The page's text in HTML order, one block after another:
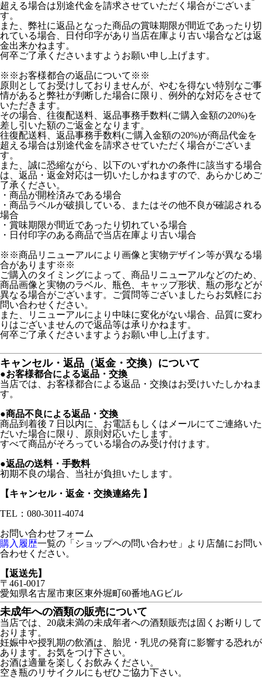
超える場合は別途代金を請求させていただく場合がございま
す。
また、弊社に返品となった商品の賞味期限が間近であったり切
れている場合、日付印字があり当店在庫より古い場合などは返
金出来かねます。
何卒ご了承くださいますようお願い申し上げます。
※※お客様都合の返品について※※
原則としてお受けしておりませんが、やむを得ない特別なご事
情があると弊社が判断した場合に限り、例外的な対応をさせて
いただきます。
その場合、往復配送料、返品事務手数料(ご購入金額の20%)を
差し引いた額のご返金となります。
往復配送料、返品事務手数料(ご購入金額の20%)が商品代金を
超える場合は別途代金を請求させていただく場合がございま
す。
また、誠に恐縮ながら、以下のいずれかの条件に該当する場合
は、返品・返金対応は一切いたしかねますので、あらかじめご
了承ください。
・商品が開栓済みである場合
・商品ラベルが破損している、またはその他不良が確認される
場合
・賞味期限が間近であったり切れている場合
・日付印字のある商品で当店在庫より古い場合
※※商品リニューアルにより画像と実物デザイン等が異なる場
合があります※※
ご購入のタイミングによって、商品リニューアルなどのため、
商品画像と実物のラベル、瓶色、キャップ形状、瓶の形などが
異なる場合がございます。ご質問等ございましたらお気軽にお
問い合わせください。
また、リニューアルにより中味に変化がない場合、品質に変わ
りはございませんので返品等は承りかねます。
何卒ご了承くださいますようお願い申し上げます。
キャンセル・返品（返金・交換）について
●お客様都合による返品・交換
当店では、お客様都合による返品・交換はお受けいたしかねま
す。
●商品不良による返品・交換
商品到着後７日以内に、お電話もしくはメールにてご連絡いた
だいた場合に限り、原則対応いたします。
すべて商品がそろっている場合のみ受け付けます。
●返品の送料・手数料
初期不良の場合、当社が負担いたします。
【キャンセル・返金・交換連絡先 】
TEL：080-3011-4074
お問い合わせフォーム
購入履歴一覧の「ショップヘの問い合わせ」より店舗にお問い
合わせください。
【返送先】
〒461-0017
愛知県名古屋市東区東外堀町60番地AGビル
未成年への酒類の販売について
当店では、20歳未満の未成年者への酒類販売は固くお断りして
おります。
妊娠中や授乳期の飲酒は、胎児・乳児の発育に影響する恐れが
あります。お気をつけ下さい。
お酒は適量を楽しくお飲みください。
空き瓶のリサイクルにもぜひご協力下さい。